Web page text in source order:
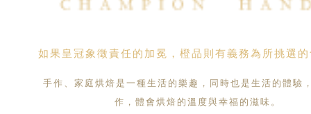
如果皇冠象徵責任的加冕，橙品則有義務為所挑選
手作、家庭烘焙是一種生活的樂趣，同時也是生活的體驗
作，體會烘焙的溫度與幸福的滋味。